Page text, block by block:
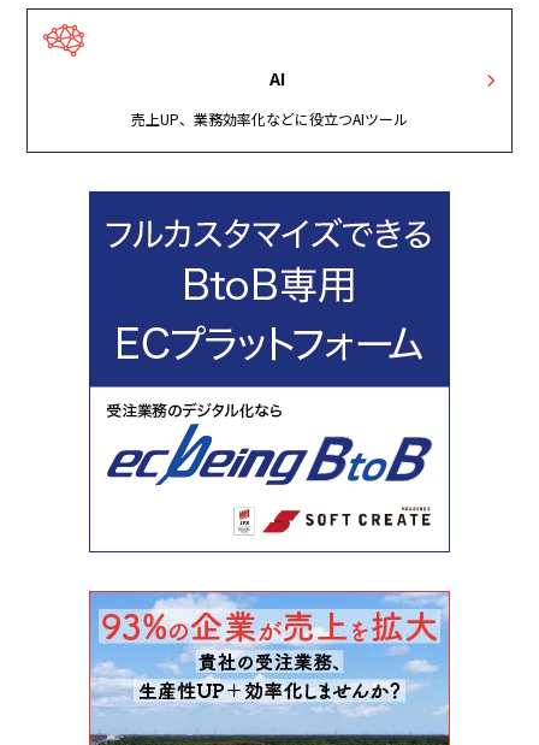
AI
売上UP、業務効率化などに役立つAIツール